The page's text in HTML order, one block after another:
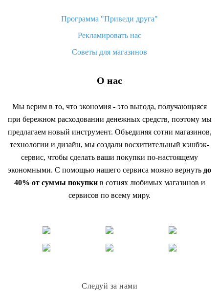
Программа "Приведи друга"
Рекламировать нас
Советы для магазинов
О нас
Мы верим в то, что экономия - это выгода, получающаяся
при бережном расходовании денежных средств, поэтому мы
предлагаем новый инструмент. Объединяя сотни магазинов,
технологии и дизайн, мы создали восхитительный кэшбэк-
сервис, чтобы сделать ваши покупки по-настоящему
экономными. С помощью нашего сервиса можно вернуть до
40% от суммы покупкив сотнях любимых магазинов и
сервисов по всему миру.
Следуй за нами